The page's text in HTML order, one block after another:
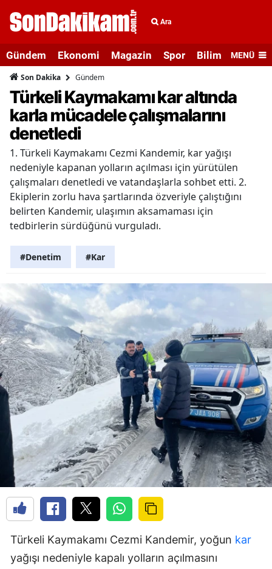
Ara
Gündem Ekonomi Magazin Spor Bilim veMENÜ
Son Dakika Gündem
Türkeli Kaymakamı kar altında
karla mücadele çalışmalarını
denetledi
1. Türkeli Kaymakamı Cezmi Kandemir, kar yağışı
nedeniyle kapanan yolların açılması için yürütülen
çalışmaları denetledi ve vatandaşlarla sohbet etti. 2.
Ekiplerin zorlu hava şartlarında özveriyle çalıştığını
belirten Kandemir, ulaşımın aksamaması için
tedbirlerin sürdüğünü vurguladı.
#Denetim #Kar
Türkeli Kaymakamı Cezmi Kandemir, yoğun kar
yağışı nedeniyle kapalı yolların açılmasını